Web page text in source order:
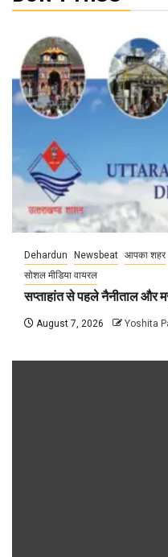
Dehardun Newsbeat आपका शहर
सोशल मीडिया वायरल
सप्ताहांत से पहले नैनीताल और
August 7, 2026 Yoshita